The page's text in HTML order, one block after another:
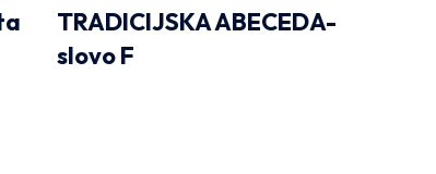
TRADICIJSKA ABECEDA-
slovo F